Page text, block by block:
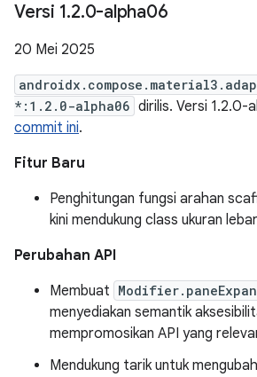
Versi 1.2.0-alpha06
20 Mei 2025
*:1.2.0-alpha06 dirilis. Versi 1.2.0-
commit ini.
Fitur Baru
Penghitungan fungsi arahan
kini mendukung class ukuran
Perubahan API
Membuat
menyediakan semantik
mempromosikan API yang
Mendukung tarik untuk